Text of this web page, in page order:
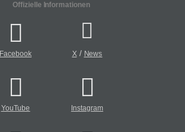
Offizielle Informationen
Facebook X/ News
YouTube Instagram